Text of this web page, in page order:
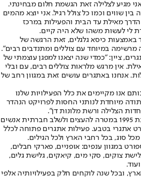
מגיע לצלילה זאת הגשמת חלום מבחינתי.
שווים וכמו כל צולל רגיל. אני יוצא מהמים
מאילת עד הבית והפעילות במרכז
לי לעשות משהו שלא היה קיים.
באמצעות כיסא גלגלים, זאת הרגשה של
במיוחד עם צוללים ומתנדבים רבים".
ציין: "כמדי שנה יצאנו למפגן עוצמתי של
אין מרגש מלראות צוללים רבים, עם ובלי
אנחנו באתגרים עושים זאת במגוון רחב של
אנו מקיימים את כלל הפעילויות שלנו
מיוחדת לנותני החסות לפרויקט הנהדר
הצלילה ורשת מלונות דן".
עמותת אתגרים נוסדה בשנת 1995 במטרה להעצים ולשלב חברתית אנשים
אתגרי בטבע. פעילות אתגרים פתוחה לכלל
סוג, בכל רחבי הארץ ולכל הגילים.
במגוון ענפים: אופניים, פארקי חבלים,
צוקים, סקי מים, קיאקים, גלישת גלים,
ובכל שנה לוקחים חלק בפעילויותיה אלפי